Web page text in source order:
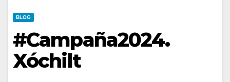
BLOG
#Campaña2024.
Xóchilt